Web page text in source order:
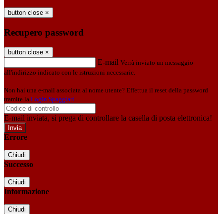
button close ×
Recupero password
button close ×
E-mail Verrà inviato un messaggio
all'indirizzo indicato con le istruzioni necessarie.
Non hai una e-mail associata al nome utente? Effettua il reset della password
tramite la Login Spaggiari
E-mail inviata, si prega di controllare la casella di posta elettronica!
Errore
Chiudi
Successo
Chiudi
Informazione
Chiudi